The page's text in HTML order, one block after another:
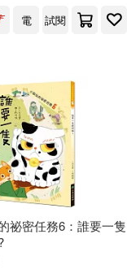
電
試閱
祕密任務6：誰要一隻